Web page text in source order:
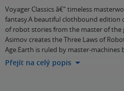
Voyager Classics â€“ timeless
fantasy.A beautiful clothbound edition
of robot stories from the master of the
Asimov creates the Three Laws of
Age.Earth is ruled by master-
Přejít na celý popis